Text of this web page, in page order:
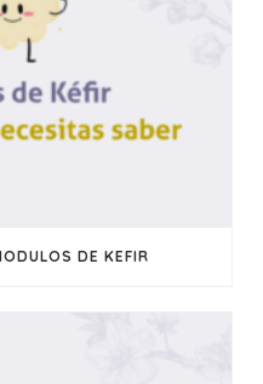
DE KEFIR